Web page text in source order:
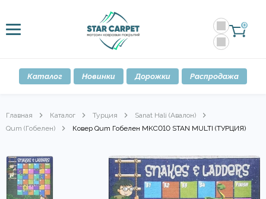
0
Каталог Новинки Дорожки Распродажа
Главная Каталог Турция
Sanat Hali (Авалон)
Qum (Гобелен)
Ковер Qum Гобелен MKC010 STAN MULTI (ТУРЦИЯ)